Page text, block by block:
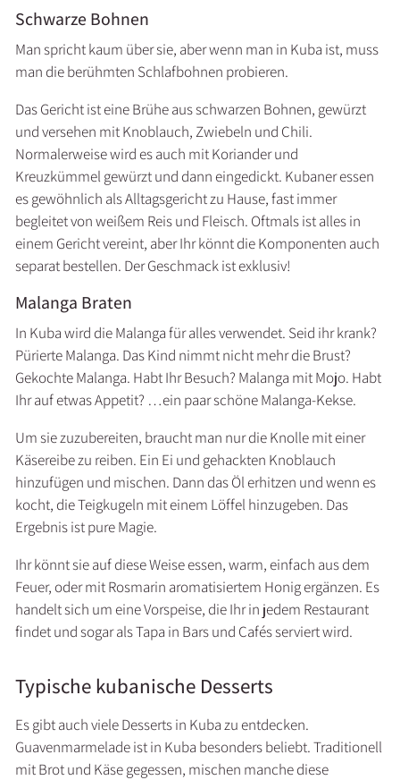
Schwarze Bohnen
Man spricht kaum über sie, aber wenn man in Kuba ist, muss
man die berühmten Schlafbohnen probieren.
Das Gericht ist eine Brühe aus schwarzen Bohnen, gewürzt
und versehen mit Knoblauch, Zwiebeln und Chili.
Normalerweise wird es auch mit Koriander und
Kreuzkümmel gewürzt und dann eingedickt. Kubaner essen
es gewöhnlich als Alltagsgericht zu Hause, fast immer
begleitet von weißem Reis und Fleisch. Oftmals ist alles in
einem Gericht vereint, aber Ihr könnt die Komponenten auch
separat bestellen. Der Geschmack ist exklusiv!
Malanga Braten
In Kuba wird die Malanga für alles verwendet. Seid ihr krank?
Pürierte Malanga. Das Kind nimmt nicht mehr die Brust?
Gekochte Malanga. Habt Ihr Besuch? Malanga mit Mojo. Habt
Ihr auf etwas Appetit? …ein paar schöne Malanga-Kekse.
Um sie zuzubereiten, braucht man nur die Knolle mit einer
Käsereibe zu reiben. Ein Ei und gehackten Knoblauch
hinzufügen und mischen. Dann das Öl erhitzen und wenn es
kocht, die Teigkugeln mit einem Löffel hinzugeben. Das
Ergebnis ist pure Magie.
Ihr könnt sie auf diese Weise essen, warm, einfach aus dem
Feuer, oder mit Rosmarin aromatisiertem Honig ergänzen. Es
handelt sich um eine Vorspeise, die Ihr in jedem Restaurant
findet und sogar als Tapa in Bars und Cafés serviert wird.
Typische kubanische Desserts
Es gibt auch viele Desserts in Kuba zu entdecken.
Guavenmarmelade ist in Kuba besonders beliebt. Traditionell
mit Brot und Käse gegessen, mischen manche diese